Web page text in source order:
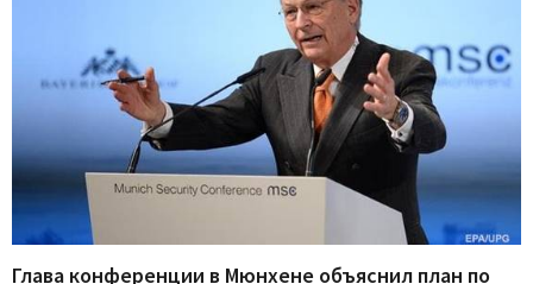
Глава конференции в Мюнхене объяснил план по